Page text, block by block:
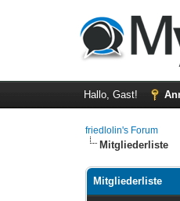
Hallo, Gast!
friedlolin's Forum
Mitgliederliste
Mitgliederliste